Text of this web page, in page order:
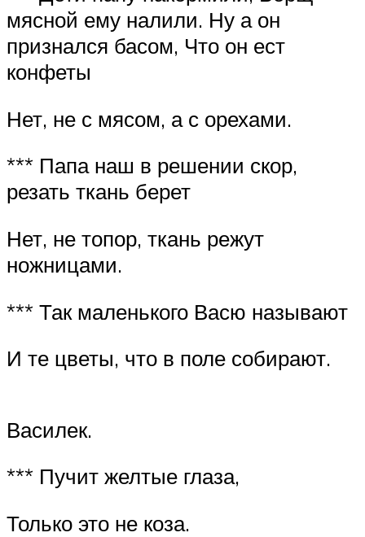
мясной ему налили. Ну а он
признался басом, Что он ест
конфеты
Нет, не с мясом, а с орехами.
*** Папа наш в решении скор,
резать ткань берет
Нет, не топор, ткань режут
ножницами.
*** Так маленького Васю называют
И те цветы, что в поле собирают.
Василек.
*** Пучит желтые глаза,
Только это не коза.